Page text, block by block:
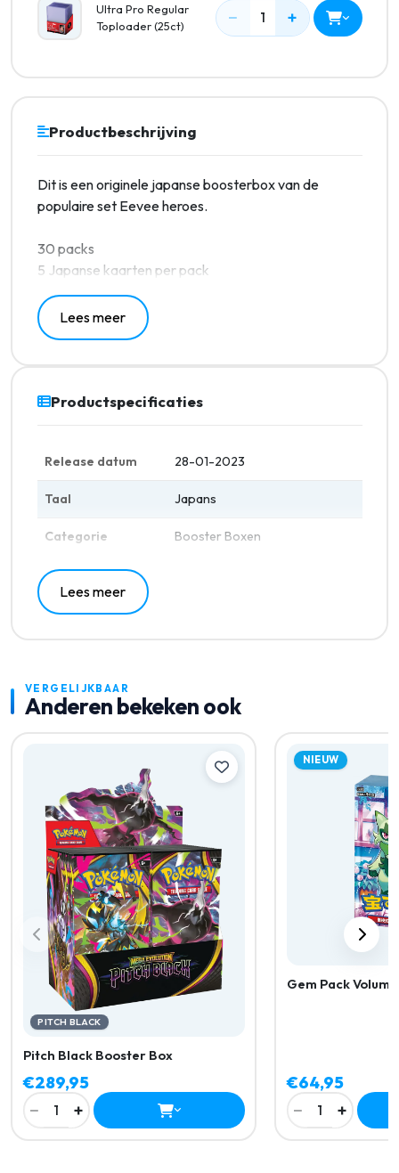
Ultra Pro Regular
Toploader (25ct)
− 1 +
Productbeschrijving
Dit is een originele japanse boosterbox van de
populaire set Eevee heroes.
30 packs
5 Japanse kaarten per pack
Lees meer
Productspecificaties
Release datum 28-01-2023
Taal Japans
Categorie Booster Boxen
Lees meer
VERGELIJKBAAR
Anderen bekeken ook
PITCH BLACK
Pitch Black Booster Box
€289,95
− 1 +
NIEUW
Gem Pack
€64,95
− 1 +